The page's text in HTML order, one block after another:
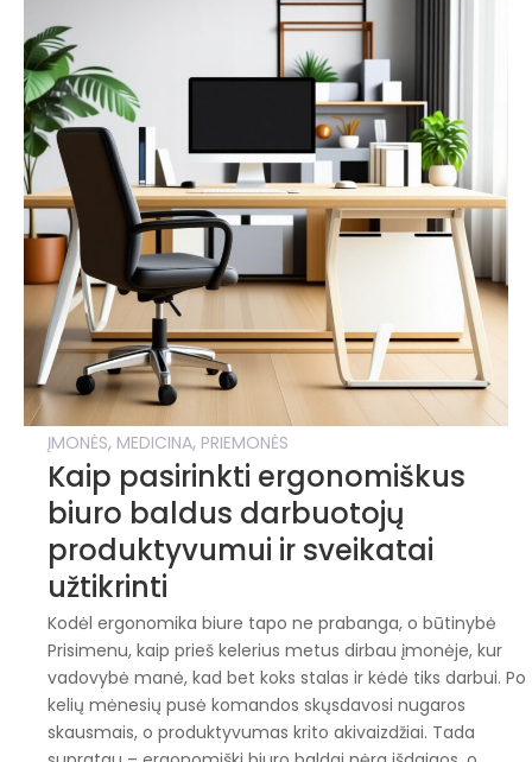
ĮMONĖS, MEDICINA, PRIEMONĖS
Kaip pasirinkti ergonomiškus
biuro baldus darbuotojų
produktyvumui ir sveikatai
užtikrinti
Kodėl ergonomika biure tapo ne prabanga, o būtinybė
Prisimenu, kaip prieš kelerius metus dirbau įmonėje, kur
vadovybė manė, kad bet koks stalas ir kėdė tiks darbui. Po
kelių mėnesių pusė komandos skųsdavosi nugaros
skausmais, o produktyvumas krito akivaizdžiai. Tada